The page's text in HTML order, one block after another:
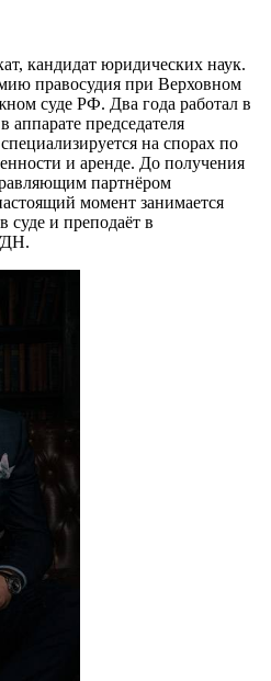
кандидат юридических наук.
правосудия при Верховном
суде РФ. Два года работал в
председателя
на спорах по
и аренде. До получения
партнёром
момент занимается
суде и преподаёт в